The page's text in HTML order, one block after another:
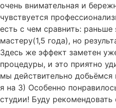
очень внимательная и
чувствуется
есть с чем сравнить:
мастеру(1,5 года), но
Здесь же эффект заметен
процедуры, и это приятно
мы действительно добьёмся
я на 3) Особенно
студии! Буду рекомендовать